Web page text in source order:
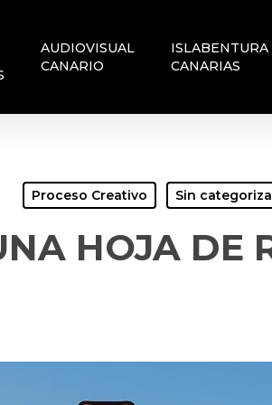
AUDIOVISUAL
CANARIO
ISLABENTURA
CANARIAS
Proceso Creativo Sin
HOJA DE